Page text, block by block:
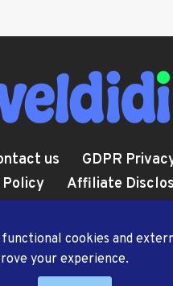
functional cookies and
your experience.
us
GDPR
Affiliate
© 2026 TravelDiDi.com